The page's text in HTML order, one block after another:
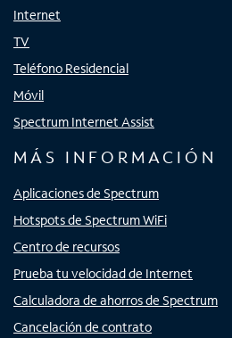
Internet
TV
Teléfono Residencial
Móvil
Spectrum Internet Assist
MÁS INFORMACIÓN
Aplicaciones de Spectrum
Hotspots de Spectrum WiFi
Centro de recursos
Prueba tu velocidad de Internet
Calculadora de ahorros de Spectrum
Cancelación de contrato